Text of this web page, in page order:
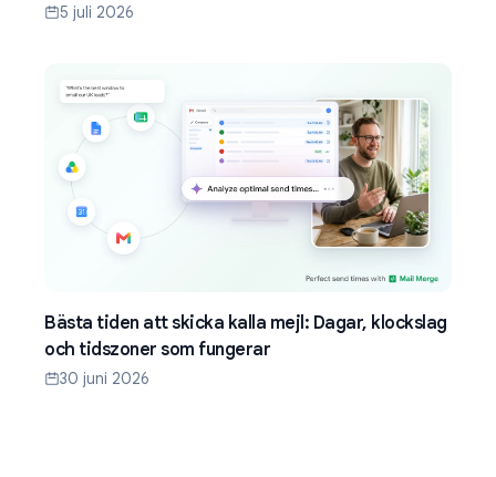
5 juli 2026
Bästa tiden att skicka kalla mejl: Dagar, klockslag
och tidszoner som fungerar
30 juni 2026